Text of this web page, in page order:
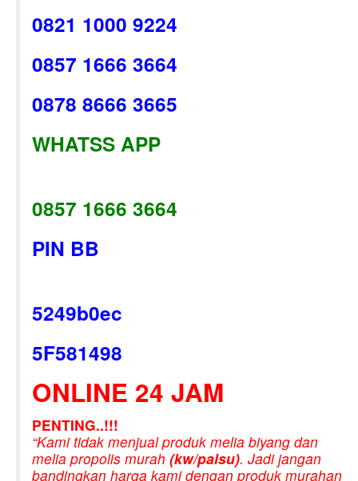
0821 1000 9224
0857 1666 3664
0878 8666 3665
WHATSS APP
0857 1666 3664
PIN BB
5249b0ec
5F581498
ONLINE 24 JAM
PENTING..!!!
“Kami tidak menjual produk melia biyang dan
melia propolis murah (kw/palsu). Jadi jangan
bandingkan harga kami dengan produk murahan